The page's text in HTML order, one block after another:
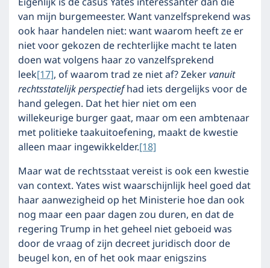
van mijn burgemeester. Want vanzelfsprekend was
ook haar handelen niet: want waarom heeft ze er
niet voor gekozen de rechterlijke macht te laten
doen wat volgens haar zo vanzelfsprekend
leek[17], of waarom trad ze niet af? Zekervanuit
rechtsstatelijk perspectiefhad iets dergelijks voor de
hand gelegen. Dat het hier niet om een
willekeurige burger gaat, maar om een ambtenaar
met politieke taakuitoefening, maakt de kwestie
alleen maar ingewikkelder.[18]
Maar wat de rechtsstaat vereist is ook een kwestie
van context. Yates wist waarschijnlijk heel goed dat
haar aanwezigheid op het Ministerie hoe dan ook
nog maar een paar dagen zou duren, en dat de
regering Trump in het geheel niet geboeid was
door de vraag of zijn decreet juridisch door de
beugel kon, en of het ook maar enigszins